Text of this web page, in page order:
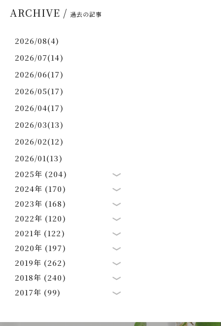
ARCHIVE / 過去の記事
2026/08(4)
2026/07(14)
2026/06(17)
2026/05(17)
2026/04(17)
2026/03(13)
2026/02(12)
2026/01(13)
2025年 (204)
2024年 (170)
2023年 (168)
2022年 (120)
2021年 (122)
2020年 (197)
2019年 (262)
2018年 (240)
2017年 (99)